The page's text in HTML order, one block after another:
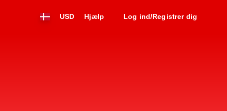
USD Hjælp Log ind/Registrer dig